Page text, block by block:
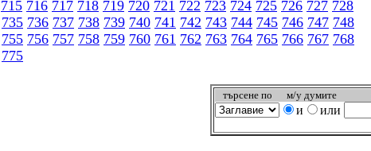
715 716 717 718 719 720 721 722 723 724 725 726 727 728
735 736 737 738 739 740 741 742 743 744 745 746 747 748
755 756 757 758 759 760 761 762 763 764 765 766 767 768
775
търсeне по м/у думите
и или